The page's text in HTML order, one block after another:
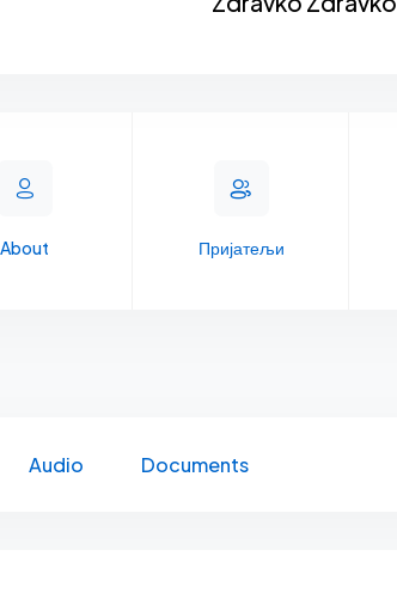
About Пријатељи
Audio Documents